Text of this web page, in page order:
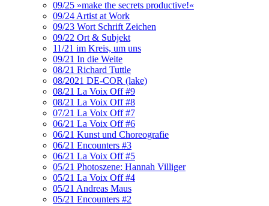
09/25 »make the secrets productive!«
09/24 Artist at Work
09/23 Wort Schrift Zeichen
09/22 Ort & Subjekt
11/21 im Kreis, um uns
09/21 In die Weite
08/21 Richard Tuttle
08/2021 DE-COR (lake)
08/21 La Voix Off #9
08/21 La Voix Off #8
07/21 La Voix Off #7
06/21 La Voix Off #6
06/21 Kunst und Choreografie
06/21 Encounters #3
06/21 La Voix Off #5
05/21 Photoszene: Hannah Villiger
05/21 La Voix Off #4
05/21 Andreas Maus
05/21 Encounters #2